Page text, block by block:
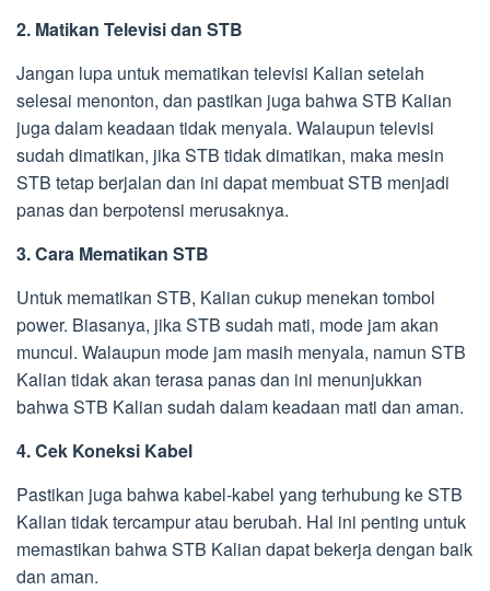
2. Matikan Televisi dan STB
Jangan lupa untuk mematikan televisi Kalian setelah
selesai menonton, dan pastikan juga bahwa STB Kalian
juga dalam keadaan tidak menyala. Walaupun televisi
sudah dimatikan, jika STB tidak dimatikan, maka mesin
STB tetap berjalan dan ini dapat membuat STB menjadi
panas dan berpotensi merusaknya.
3. Cara Mematikan STB
Untuk mematikan STB, Kalian cukup menekan tombol
power. Biasanya, jika STB sudah mati, mode jam akan
muncul. Walaupun mode jam masih menyala, namun STB
Kalian tidak akan terasa panas dan ini menunjukkan
bahwa STB Kalian sudah dalam keadaan mati dan aman.
4. Cek Koneksi Kabel
Pastikan juga bahwa kabel-kabel yang terhubung ke STB
Kalian tidak tercampur atau berubah. Hal ini penting untuk
memastikan bahwa STB Kalian dapat bekerja dengan baik
dan aman.